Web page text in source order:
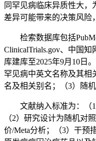
同罕见病临床异质性大
差异可能带来的决策风险
检索数据库包括
ClinicalTrials.gov、中国
库建库至2025年9月10日
罕见病中英文名称及其相
名及相关别名；（3）随
文献纳入标准为：（
（2）研究设计为随机对
价/Meta分析；（3）干预